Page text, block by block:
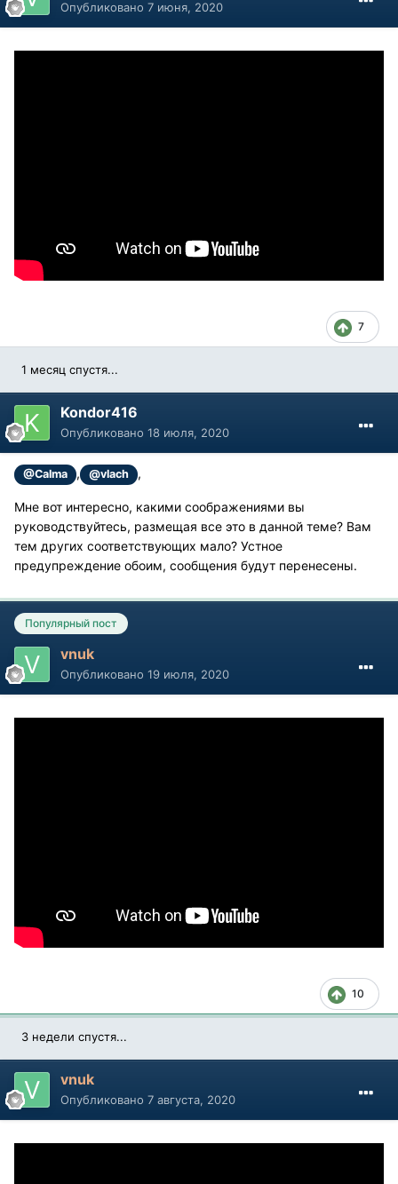
Опубликовано 7 июня, 2020
7
1 месяц спустя...
Kondor416
Опубликовано 18 июля, 2020
@Calma , @vlach ,
Мне вот интересно, какими соображениями вы
руководствуйтесь, размещая все это в данной теме? Вам
тем других соответствующих мало? Устное
предупреждение обоим, сообщения будут перенесены.
Популярный пост
vnuk
Опубликовано 19 июля, 2020
10
3 недели спустя...
vnuk
Опубликовано 7 августа, 2020